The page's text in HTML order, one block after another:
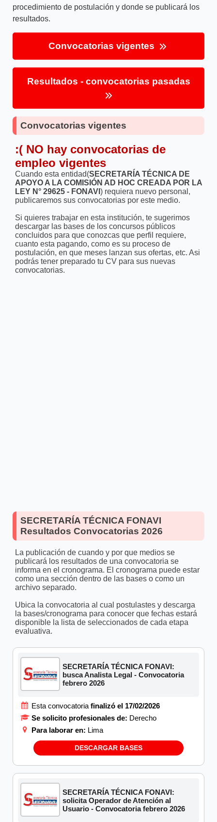
procedimiento de postulación y donde se publicará los
resultados.
Convocatorias vigentes
Resultados - convocatorias pasadas
Convocatorias vigentes
:( NO hay convocatorias de
empleo vigentes
Cuando esta entidad(SECRETARÍA TÉCNICA DE
APOYO A LA COMISIÓN AD HOC CREADA POR LA
LEY N° 29625 - FONAVI ) requiera nuevo personal,
publicaremos sus convocatorias por este medio.
Si quieres trabajar en esta institución, te sugerimos
descargar las bases de los concursos públicos
concluidos para que conozcas que perfil requiere,
cuanto esta pagando, como es su proceso de
postulación, en que meses lanzan sus ofertas, etc. Asi
podrás tener preparado tu CV para sus nuevas
convocatorias.
SECRETARÍA TÉCNICA FONAVI
Resultados Convocatorias 2026
La publicación de cuando y por que medios se
publicará los resultados de una convocatoria se
informa en el cronograma. El cronograma puede estar
como una sección dentro de las bases o como un
archivo separado.
Ubica la convocatoria al cual postulastes y descarga
la bases/cronograma para conocer que fechas estará
disponible la lista de seleccionados de cada etapa
evaluativa.
SECRETARÍA TÉCNICA FONAVI:
busca Analista Legal - Convocatoria
febrero 2026
Esta convocatoria finalizó el 17/02/2026
Se solicito profesionales de: Derecho
Para laborar en: Lima
DESCARGAR BASES
SECRETARÍA TÉCNICA FONAVI:
solicita Operador de Atención al
Usuario - Convocatoria febrero 2026